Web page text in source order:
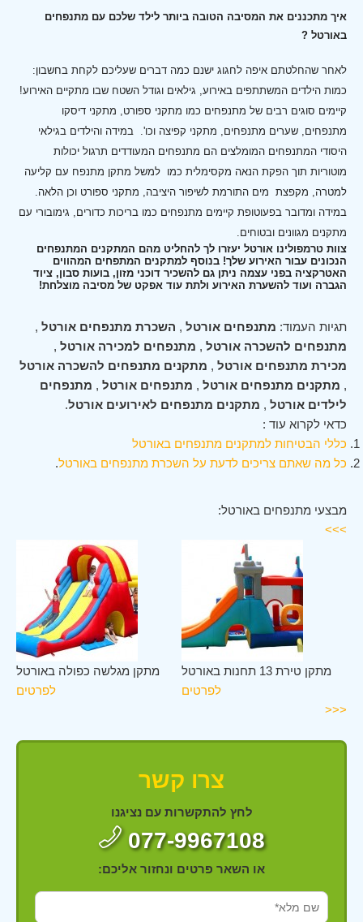
איך מתכננים את המסיבה הטובה ביותר לילד שלכם עם מתנפחים
באורטל ?
לאחר שהחלטתם איפה לחגוג ישנם כמה דברים שעליכם לקחת בחשבון:
כמות הילדים המשתתפים באירוע, גילאים וגודל השטח שבו מתקיים האירוע!
קיימים סוגים רבים של מתנפחים כמו מתקני ספורט, מתקני דיסקו
מתנפחים, שערים מתנפחים, מתקני קפיצה וכו'. במידה והילדים בגילאי
היסודי המתנפחים המומלצים הם מתנפחים המעודדים תרגול יכולות
מוטוריות תוך הפקת הנאה מקסימלית כמו למשל מתקן מתנפח עם קליעה
למטרה, מקפצת מים התורמת לשיפור היציבה, מתקני ספורט וכן הלאה.
במידה ומדובר בפעוטופת קיימים מתנפחים כמו בריכות כדורים, גימובורי עם
מתקנים מגוונים ובטוחים.
צוות טרמפולינו אורטל יעזרו לך להחליט מהם המתקנים המתנפחים
הנכונים עבור האירוע שלך! בנוסף למתקנים המתפחים המהווים
האטרקציה בפני עצמה ניתן גם להשכיר דוכני מזון, בועות סבון, ציוד
הגברה ועוד להשערת האירוע ולתת עוד אפקט של מסיבה מוצלחת!
תגיות העמוד: מתנפחים אורטל , השכרת מתנפחים אורטל ,
מתנפחים להשכרה אורטל , מתנפחים למכירה אורטל ,
מכירת מתנפחים אורטל , מתקנים מתנפחים להשכרה אורטל
, מתקנים מתנפחים אורטל , מתנפחים אורטל , מתנפחים
לילדים אורטל , מתקנים מתנפחים לאירועים אורטל.
כדאי לקרוא עוד :
כללי הבטיחות למתקנים מתנפחים באורטל
כל מה שאתם צריכים לדעת על השכרת מתנפחים באורטל.
מבצעי מתנפחים באורטל:
>>>
מתקן מגלשה כפולה באורטל
לפרטים
מתקן טירת 13 תחנות באורטל
לפרטים
<<<
צרו קשר
לחץ להתקשרות עם נציגנו
077-9967108
או השאר פרטים ונחזור אליכם: